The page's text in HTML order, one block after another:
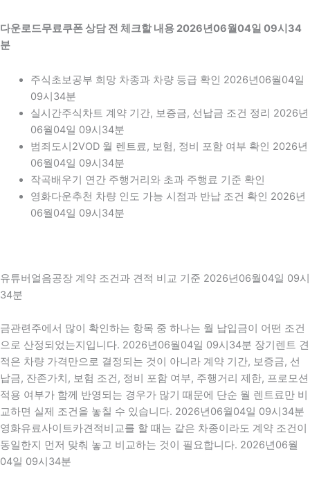
다운로드무료쿠폰 상담 전 체크할 내용 2026년06월04일 09시34
분
주식초보공부 희망 차종과 차량 등급 확인 2026년06월04일
09시34분
실시간주식차트 계약 기간, 보증금, 선납금 조건 정리 2026년
06월04일 09시34분
범죄도시2VOD 월 렌트료, 보험, 정비 포함 여부 확인 2026년
06월04일 09시34분
작곡배우기 연간 주행거리와 초과 주행료 기준 확인
영화다운추천 차량 인도 가능 시점과 반납 조건 확인 2026년
06월04일 09시34분
유튜버얼음공장 계약 조건과 견적 비교 기준 2026년06월04일 09시
34분
금관련주에서 많이 확인하는 항목 중 하나는 월 납입금이 어떤 조건
으로 산정되었는지입니다. 2026년06월04일 09시34분 장기렌트 견
적은 차량 가격만으로 결정되는 것이 아니라 계약 기간, 보증금, 선
납금, 잔존가치, 보험 조건, 정비 포함 여부, 주행거리 제한, 프로모션
적용 여부가 함께 반영되는 경우가 많기 때문에 단순 월 렌트료만 비
교하면 실제 조건을 놓칠 수 있습니다. 2026년06월04일 09시34분
영화유료사이트카견적비교를 할 때는 같은 차종이라도 계약 조건이
동일한지 먼저 맞춰 놓고 비교하는 것이 필요합니다. 2026년06월
04일 09시34분